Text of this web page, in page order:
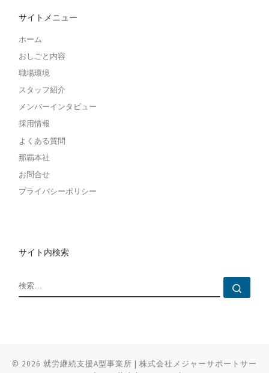
サイトメニュー
ホーム
おしごと内容
職場環境
スタッフ紹介
メンバーインタビュー
採用情報
よくある質問
那覇本社
お問合せ
プライバシーポリシー
サイト内検索
検索
© 2026 就労継続支援A型事業所 | 株式会社メジャーサポートサー